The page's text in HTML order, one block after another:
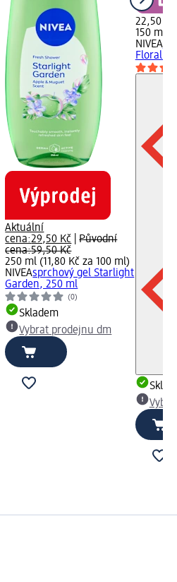
Aktuální
cena:29,50 Kč |Původní
cena:59,50 Kč
250 ml (11,80 Kč za 100 ml)
NIVEAsprchový gel Starlight
Garden, 250 ml
(0)
Skladem
Vybrat prodejnu dm
22,50 Kč
150 ml
NIVEA
Floral